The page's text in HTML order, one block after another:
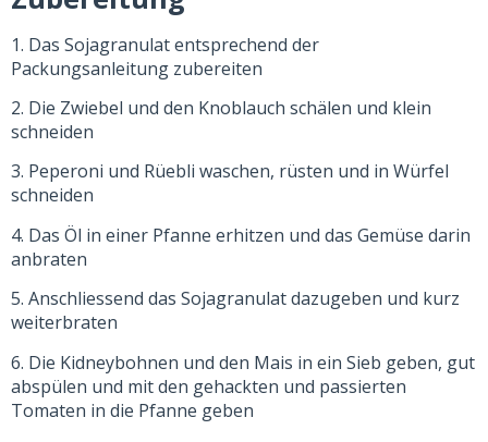
1. Das Sojagranulat entsprechend der
Packungsanleitung zubereiten
2. Die Zwiebel und den Knoblauch schälen und klein
schneiden
3. Peperoni und Rüebli waschen, rüsten und in Würfel
schneiden
4. Das Öl in einer Pfanne erhitzen und das Gemüse darin
anbraten
5. Anschliessend das Sojagranulat dazugeben und kurz
weiterbraten
6. Die Kidneybohnen und den Mais in ein Sieb geben, gut
abspülen und mit den gehackten und passierten
Tomaten in die Pfanne geben